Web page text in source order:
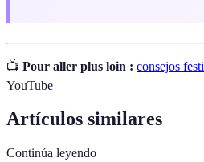
📺 Pour aller plus loin : consejos
YouTube
Artículos similares
Continúa leyendo